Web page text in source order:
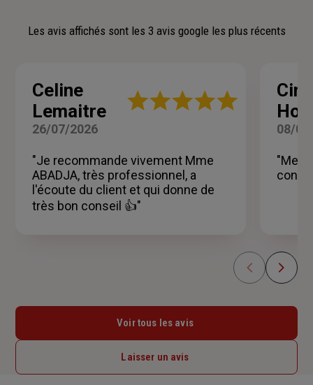
Les avis affichés sont les 3 avis google les plus récents
Celine
Lemaitre
Note
étoiles
26/07/2026
"Je recommande vivement Mme
ABADJA, très professionnel, a
l'écoute du client et qui donne de
très bon conseil 👍"
08/
Voir tous les avis
Laisser un avis